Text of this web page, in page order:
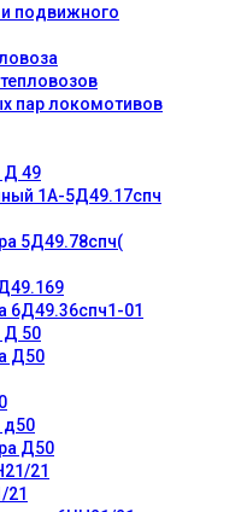
подвижного
пар локомотивов
Д 49
1А-5Д49.17спч
5Д49.78спч(
6Д49.36спч1-01
Д 50
Д50
д50
Д50
21
21